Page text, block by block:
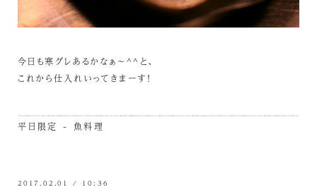
今日も寒グレあるかなぁ～^^と、
これから仕入れいってきまーす！
平日限定 - 魚料理
2017.02.01 / 10:36